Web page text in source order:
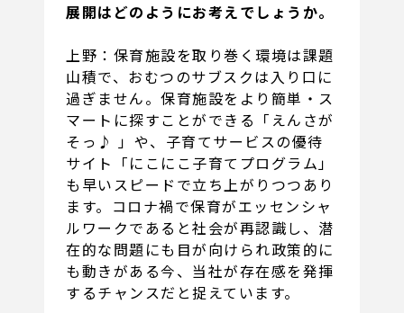
展開はどのようにお考えでしょうか。
上野：保育施設を取り巻く環境は課題
山積で、おむつのサブスクは入り口に
過ぎません。保育施設をより簡単・ス
マートに探すことができる「えんさが
そっ♪ 」や、子育てサービスの優待
サイト「にこにこ子育てプログラム」
も早いスピードで立ち上がりつつあり
ます。コロナ禍で保育がエッセンシャ
ルワークであると社会が再認識し、潜
在的な問題にも目が向けられ政策的に
も動きがある今、当社が存在感を発揮
するチャンスだと捉えています。